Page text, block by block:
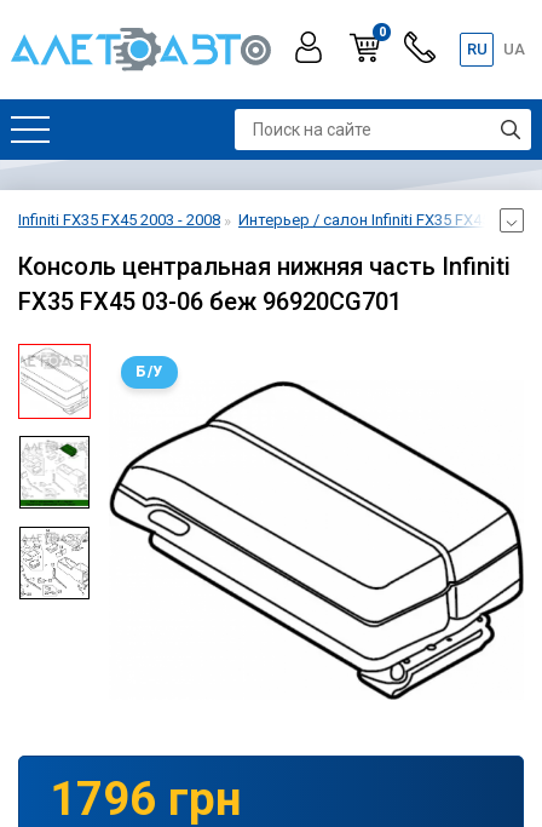
0
RU UA
Infiniti FX35 FX45 2003 - 2008 Интерьер / салон Infiniti FX35 FX45 2003 -
Консоль центральная нижняя часть Infiniti
FX35 FX45 03-06 беж 96920CG701
Б/У
1796 грн